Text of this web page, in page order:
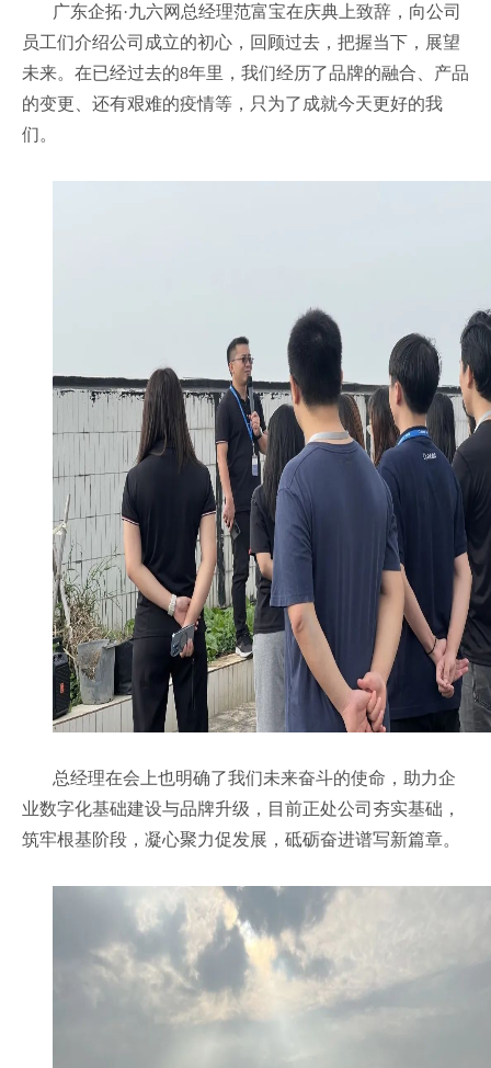
广东企拓·九六网总经理范富宝在庆典上致辞，向公司
员工们介绍公司成立的初心，回顾过去，把握当下，展望
未来。在已经过去的8年里，我们经历了品牌的融合、产品
的变更、还有艰难的疫情等，只为了成就今天更好的我
们。
总经理在会上也明确了我们未来奋斗的使命，助力企
业数字化基础建设与品牌升级，目前正处公司夯实基础，
筑牢根基阶段，凝心聚力促发展，砥砺奋进谱写新篇章。